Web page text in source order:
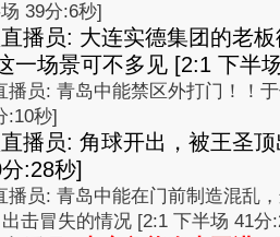
39分:6秒]
播员: 大连实德集团的老
一场景可不多见 [2:1 下半
播员: 青岛中能禁区外打门！！
:10秒]
播员: 角球开出，被王圣
:28秒]
播员: 青岛中能在门前制造混乱
击冒失的情况 [2:1 下半场 41分